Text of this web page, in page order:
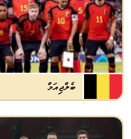
ބެލްޖިއަމް